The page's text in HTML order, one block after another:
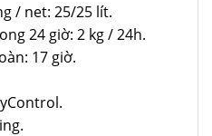
/ net: 25/25 lít.
24 giờ: 2 kg / 24h.
17 giờ.